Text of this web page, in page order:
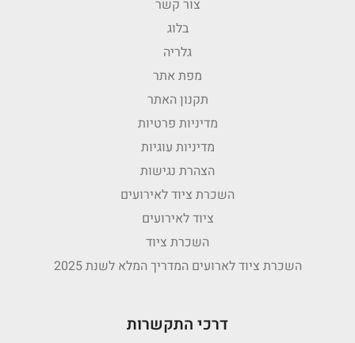
צור קשר
בלוג
גלריה
מפת אתר
תקנון האתר
מדיניות פרטיות
מדיניות עוגיות
הצהרת נגישות
השכרת ציוד לאירועים
ציוד לאירועים
השכרת ציוד
השכרת ציוד לארועים המדריך המלא לשנת 2025
דרכי התקשרות